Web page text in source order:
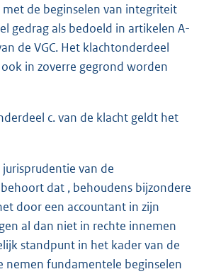
de beginselen van integriteit
gedrag als bedoeld in artikelen A-
de VGC. Het klachtonderdeel
in zoverre gegrond worden
c. van de klacht geldt het
van de
dat , behoudens bijzondere
door een accountant in zijn
al dan niet in rechte innemen
standpunt in het kader van de
nemen fundamentele beginselen